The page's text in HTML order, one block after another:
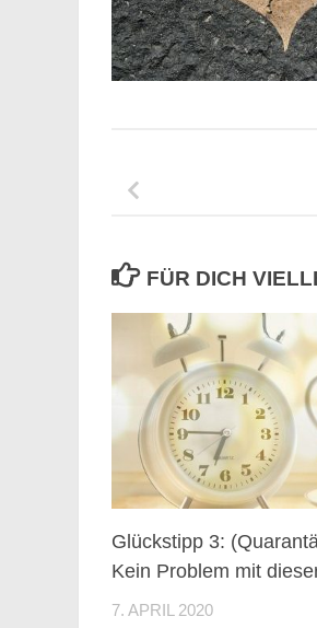
FÜR DICH
Glückstipp 3:
Kein Problem mit
7. APRIL 2020